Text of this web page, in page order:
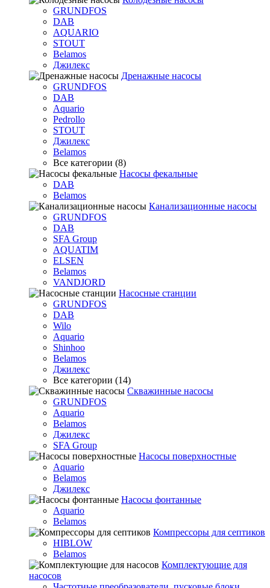
GRUNDFOS
DAB
AQUARIO
STOUT
Belamos
Джилекс
Дренажные насосы
GRUNDFOS
DAB
Aquario
Pedrollo
STOUT
Джилекс
Belamos
Все категории (8)
Насосы фекальные
DAB
Belamos
Канализационные насосы
GRUNDFOS
DAB
SFA Group
AQUATIM
ELSEN
Belamos
VANDJORD
Насосные станции
GRUNDFOS
DAB
Wilo
Aquario
Shinhoo
Belamos
Джилекс
Все категории (14)
Скважинные насосы
GRUNDFOS
Aquario
Belamos
Джилекс
SFA Group
Насосы поверхностные
Aquario
Belamos
Джилекс
Насосы фонтанные
Aquario
Belamos
Компрессоры для септиков
HIBLOW
Belamos
Комплектующие для
насосов